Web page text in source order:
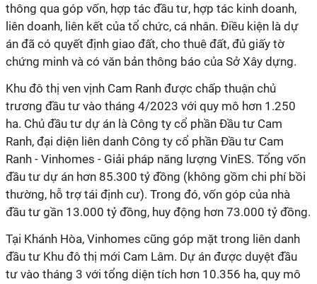
thông qua góp vốn, hợp tác đầu tư, hợp tác kinh doanh,
liên doanh, liên kết của tổ chức, cá nhân. Điều kiện là dự
án đã có quyết định giao đất, cho thuê đất, đủ giấy tờ
chứng minh và có văn bản thông báo của Sở Xây dựng.
Khu đô thị ven vịnh Cam Ranh được chấp thuận chủ
trương đầu tư vào tháng 4/2023 với quy mô hơn 1.250
ha. Chủ đầu tư dự án là Công ty cổ phần Đầu tư Cam
Ranh, đại diện liên danh Công ty cổ phần Đầu tư Cam
Ranh - Vinhomes - Giải pháp năng lượng VinES. Tổng vốn
đầu tư dự án hơn 85.300 tỷ đồng (không gồm chi phí bồi
thường, hỗ trợ tái định cư). Trong đó, vốn góp của nhà
đầu tư gần 13.000 tỷ đồng, huy động hơn 73.000 tỷ đồng.
Tại Khánh Hòa, Vinhomes cũng góp mặt trong liên danh
đầu tư Khu đô thị mới Cam Lâm. Dự án được duyệt đầu
tư vào tháng 3 với tổng diện tích hơn 10.356 ha, quy mô